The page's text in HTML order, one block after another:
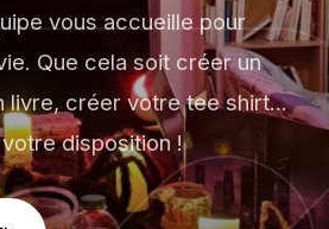
vous accueille pour
Que cela soit créer un
livre, créer votre tee shirt...
disposition !